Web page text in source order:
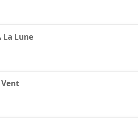
La Lune